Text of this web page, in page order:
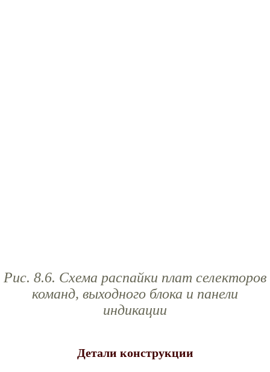
Рис. 8.6. Схема распайки плат селекторов
команд, выходного блока и панели
индикации
Детали конструкции